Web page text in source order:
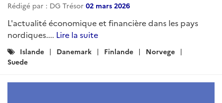
Rédigé par : DG Trésor 02 mars 2026
L'actualité économique et financière dans les pays
nordiques.... Lire la suite
Catégories
:
Islande Danemark Finlande
Norvege
Suede